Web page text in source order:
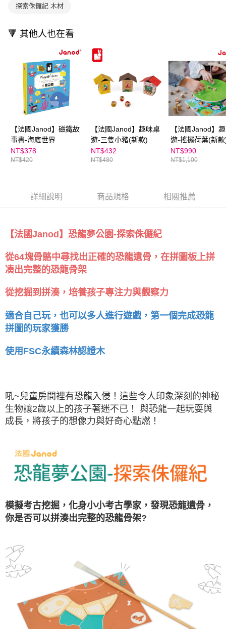
3.完整用戶服務條款，請詳閱以下連結：
易，需依本服務之必要範圍內提供個人資料，並將交易相關給付款項請求債
２．關於個人資料處理事宜，請瀏覽以下網址：
https://aftee.tw/terms/#terms3
３．未成年的使用者請事先徵得法定代理人或監護人之同意方可使用
「AFTEE先享後付」，若未經同意申辦者引起之損失，本公司不負相關責
任。
４．使用「AFTEE先享後付」時，將依據個別帳號之用戶狀況，依本公司即
時審查核予不同之上限額度；若仍有額度不足之情形，本公司將視審查結果
請求用戶進行身份認證。
５．嚴禁一人註冊多個帳號或使用他人資訊註冊。若發現惡意使用之情形，
恩沛科技股份有限公司將有權停止該用戶之使用額度並採取法律行動。
探索侏儸紀 木材
🔻 其他人也在看
【法國Janod】磁鐵故
事書-海底世界
NT$378
NT$420
【法國Janod】趣味桌
遊-三隻小豬(新款)
NT$432
NT$480
【法國Janod】
遊-搖擺荷葉(新
法多樣
NT$990
NT$1,100
詳細說明 商品規格 相關推薦
【法國Janod】恐龍夢公園-探索侏儸紀
從64塊骨骼中尋找出正確的恐龍遺骨，在拼圖板上拼
凑出完整的恐龍骨架
從挖掘到拼湊，培養孩子專注力與觀察力
適合自己玩，也可以多人進行遊戲，第一個完成恐龍
拼圖的玩家獲勝
使用FSC永續森林認證木
吼~兒童房間裡有恐龍入侵！這些令人印象深刻的神秘
生物讓2歲以上的孩子著迷不已！ 與恐龍一起玩耍與
成長，將孩子的想像力與好奇心點燃！
模擬考古挖掘，化身小小考古學家，發現恐龍遺骨，
你是否可以拼湊出完整的恐龍骨架?